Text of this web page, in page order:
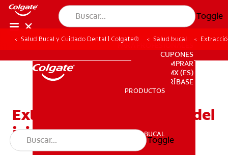
Toggle
PRODUCTOS
SALUD BUCAL
PARA PROFESIONALES
CUPONES
DONDE COMPRAR
MX (ES)
SUSCRÍBASE
PRODUCTOS
SALUD BUCAL
Toggle
Salud Bucal y Cuidado Dental | Colgate® Salud bucal
Extracción de las muelas del
juicio